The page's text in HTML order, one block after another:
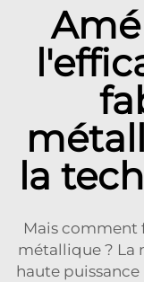
la
Mais comment
métallique ? La
haute